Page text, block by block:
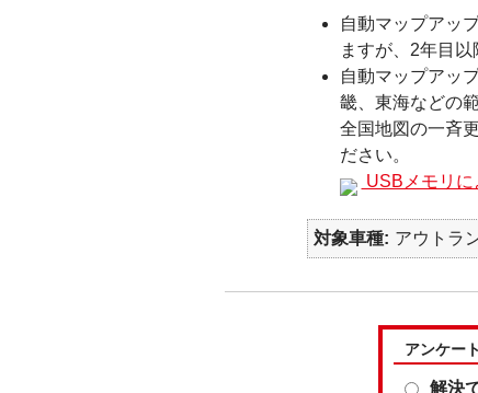
自動マップアッ
ますが、2年目
自動マップアッ
畿、東海などの
全国地図の一斉
ださい。
USBメモリ
対象車種 アウトラ
アンケー
解決